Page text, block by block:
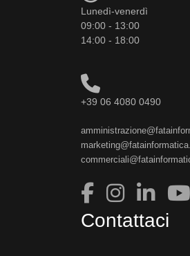
Lunedì-venerdì
09:00 - 13:00
14:00 - 18:00
+39 06 4080 0490
Contattaci